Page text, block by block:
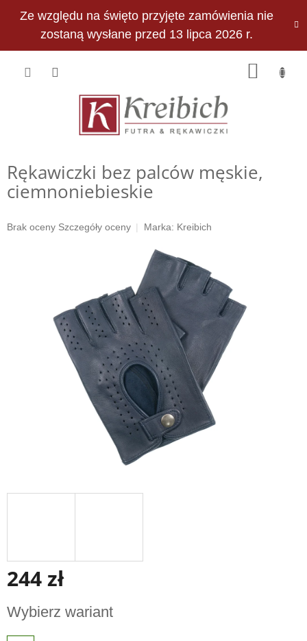
Ze względu na święto przyjęte zamówienia nie
zostaną wysłane przed 13 lipca 2026 r.
PLN
Rękawiczki bez palców męskie,
ciemnoniebieskie
Średnia
Brak oceny Szczegóły oceny Marka: Kreibich
244 zł
jednostkowa:
Wybierz wariant